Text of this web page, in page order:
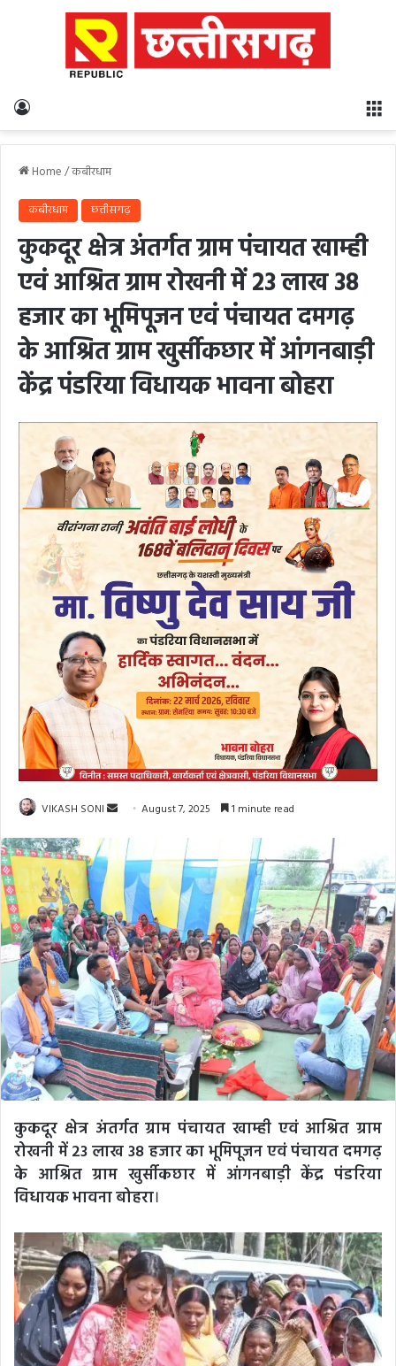
Home/कबीरधाम
कबीरधाम छत्तीसगढ़
कुकदूर क्षेत्र अंतर्गत ग्राम पंचायत खाम्ही
एवं आश्रित ग्राम रोखनी में 23 लाख 38
हजार का भूमिपूजन एवं पंचायत दमगढ़
के आश्रित ग्राम खुर्सीकछार में आंगनबाड़ी
केंद्र पंडरिया विधायक भावना बोहरा
VIKASH SONI
Send
email
August 7, 2025 1 minute read
कुकदूर क्षेत्र अंतर्गत ग्राम पंचायत खाम्ही एवं आश्रित ग्राम
रोखनी में 23 लाख 38 हजार का भूमिपूजन एवं पंचायत दमगढ़
के आश्रित ग्राम खुर्सीकछार में आंगनबाड़ी केंद्र पंडरिया
विधायक भावना बोहरा।